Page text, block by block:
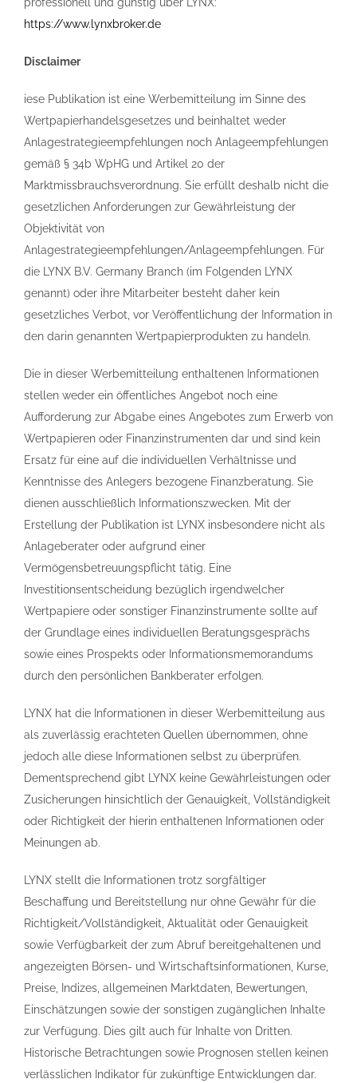
https://www.lynxbroker.de
Disclaimer
iese Publikation ist eine Werbemitteilung im Sinne des
Wertpapierhandelsgesetzes und beinhaltet weder
Anlagestrategieempfehlungen noch Anlageempfehlungen
gemäß § 34b WpHG und Artikel 20 der
Marktmissbrauchsverordnung. Sie erfüllt deshalb nicht die
gesetzlichen Anforderungen zur Gewährleistung der
Objektivität von
Anlagestrategieempfehlungen/Anlageempfehlungen. Für
die LYNX B.V. Germany Branch (im Folgenden LYNX
genannt) oder ihre Mitarbeiter besteht daher kein
gesetzliches Verbot, vor Veröffentlichung der Information in
den darin genannten Wertpapierprodukten zu handeln.
Die in dieser Werbemitteilung enthaltenen Informationen
stellen weder ein öffentliches Angebot noch eine
Aufforderung zur Abgabe eines Angebotes zum Erwerb von
Wertpapieren oder Finanzinstrumenten dar und sind kein
Ersatz für eine auf die individuellen Verhältnisse und
Kenntnisse des Anlegers bezogene Finanzberatung. Sie
dienen ausschließlich Informationszwecken. Mit der
Erstellung der Publikation ist LYNX insbesondere nicht als
Anlageberater oder aufgrund einer
Vermögensbetreuungspflicht tätig. Eine
Investitionsentscheidung bezüglich irgendwelcher
Wertpapiere oder sonstiger Finanzinstrumente sollte auf
der Grundlage eines individuellen Beratungsgesprächs
sowie eines Prospekts oder Informationsmemorandums
durch den persönlichen Bankberater erfolgen.
LYNX hat die Informationen in dieser Werbemitteilung aus
als zuverlässig erachteten Quellen übernommen, ohne
jedoch alle diese Informationen selbst zu überprüfen.
Dementsprechend gibt LYNX keine Gewährleistungen oder
Zusicherungen hinsichtlich der Genauigkeit, Vollständigkeit
oder Richtigkeit der hierin enthaltenen Informationen oder
Meinungen ab.
LYNX stellt die Informationen trotz sorgfältiger
Beschaffung und Bereitstellung nur ohne Gewähr für die
Richtigkeit/Vollständigkeit, Aktualität oder Genauigkeit
sowie Verfügbarkeit der zum Abruf bereitgehaltenen und
angezeigten Börsen- und Wirtschaftsinformationen, Kurse,
Preise, Indizes, allgemeinen Marktdaten, Bewertungen,
Einschätzungen sowie der sonstigen zugänglichen Inhalte
zur Verfügung. Dies gilt auch für Inhalte von Dritten.
Historische Betrachtungen sowie Prognosen stellen keinen
verlässlichen Indikator für zukünftige Entwicklungen dar.